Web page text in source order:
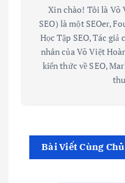
Xin chào! Tôi là Võ
SEO) là một SEOer,
Học Tập SEO, Tác
nhân của Võ Việt
kiến thức về SEO,
Bài Viết Cùng